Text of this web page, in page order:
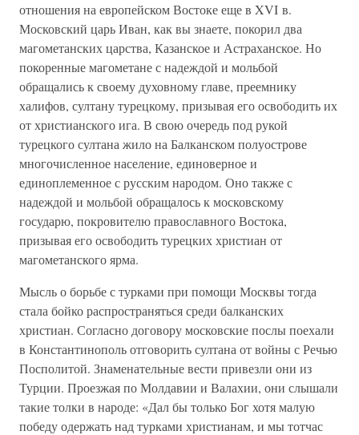
отношения на европейском Востоке еще в XVI в.
Московский царь Иван, как вы знаете, покорил два
магометанских царства, Казанское и Астраханское. Но
покоренные магометане с надеждой и мольбой
обращались к своему духовному главе, преемнику
халифов, султану турецкому, призывая его освободить их
от христианского ига. В свою очередь под рукой
турецкого султана жило на Балканском полуострове
многочисленное население, единоверное и
единоплеменное с русским народом. Оно также с
надеждой и мольбой обращалось к московскому
государю, покровителю православного Востока,
призывая его освободить турецких христиан от
магометанского ярма.
Мысль о борьбе с турками при помощи Москвы тогда
стала бойко распространяться среди балканских
христиан. Согласно договору московские послы поехали
в Константинополь отговорить султана от войны с Речью
Посполитой. Знаменательные вести привезли они из
Турции. Проезжая по Молдавии и Валахии, они слышали
такие толки в народе: «Дал бы только Бог хотя малую
победу одержать над турками христианам, и мы тотчас